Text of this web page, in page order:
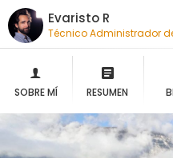
Evaristo R
Técnico Administrador
SOBRE MÍ RESUMEN